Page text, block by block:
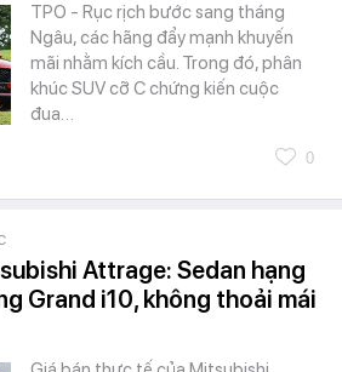
TPO - Rục rịch bước sang tháng
Ngâu, các hãng đẩy mạnh khuyến
mãi nhằm kích cầu. Trong đó, phân
khúc SUV cỡ C chứng kiến cuộc
đua…
0
Attrage: Sedan hạng
Grand i10, không thoải mái